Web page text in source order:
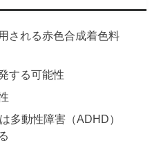
される赤色合成着色料
する可能性
多動性障害（ADHD）